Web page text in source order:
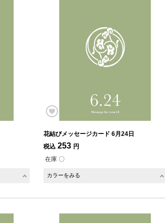
花結びメッセージカード 6月24日
税込 253 円
在庫 〇
カラーをみる